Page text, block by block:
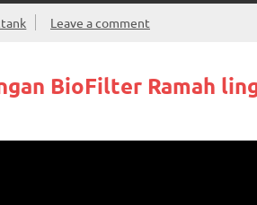
Leave a comment
BioFilter Ramah